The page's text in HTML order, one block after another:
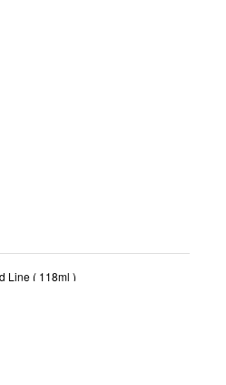
Line ( 118ml )